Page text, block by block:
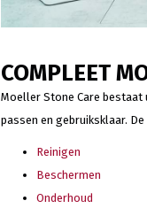
COMPLEET
Moeller Stone Care
passen en gebruiksklaar.
Reinigen
Beschermen
Onderhoud